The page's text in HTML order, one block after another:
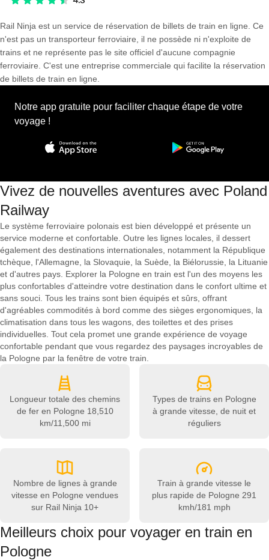
Rail Ninja est un service de réservation de billets de train en ligne. Ce
n'est pas un transporteur ferroviaire, il ne possède ni n'exploite de
trains et ne représente pas le site officiel d'aucune compagnie
ferroviaire. C'est une entreprise commerciale qui facilite la réservation
de billets de train en ligne.
Notre app gratuite pour faciliter chaque étape de votre
voyage !
Vivez de nouvelles aventures avec Poland
Railway
Le système ferroviaire polonais est bien développé et présente un
service moderne et confortable. Outre les lignes locales, il dessert
également des destinations internationales, notamment la République
tchèque, l'Allemagne, la Slovaquie, la Suède, la Biélorussie, la Lituanie
et d'autres pays. Explorer la Pologne en train est l'un des moyens les
plus confortables d'atteindre votre destination dans le confort ultime et
sans souci. Tous les trains sont bien équipés et sûrs, offrant
d'agréables commodités à bord comme des sièges ergonomiques, la
climatisation dans tous les wagons, des toilettes et des prises
individuelles. Tout cela promet une grande expérience de voyage
confortable pendant que vous regardez des paysages incroyables de
la Pologne par la fenêtre de votre train.
Longueur totale des chemins
de fer en Pologne 18,510
km/11,500 mi
Types de trains en Pologne
à grande vitesse, de nuit et
réguliers
Nombre de lignes à grande
vitesse en Pologne vendues
sur Rail Ninja 10+
Train à grande vitesse le
plus rapide de Pologne 291
kmh/181 mph
Meilleurs choix pour voyager en train en
Pologne